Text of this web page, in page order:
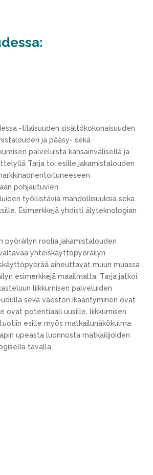
-tilaisuuden sisältökokonaisuuden
ja pääsy- sekä
palveluista kansainvälisellä ja
Tarja toi esille jakamistalouden
pohjautuvien,
työllistäviä mahdollisuuksia sekä
Esimerkkejä yhdisti älyteknologian
pyöräilyn roolia jakamistalouden
yhteiskäyttöpyöräilyn
aiheuttavat muun muassa
esimerkkejä maailmalta, Tarja jatkoi
liikkumisen palveluiden
sekä väestön ikääntyminen ovat
ovat potentiaali uusille, liikkumisen
esille myös matkailunäkökulma
upeasta luonnosta matkailijoiden
tavalla.